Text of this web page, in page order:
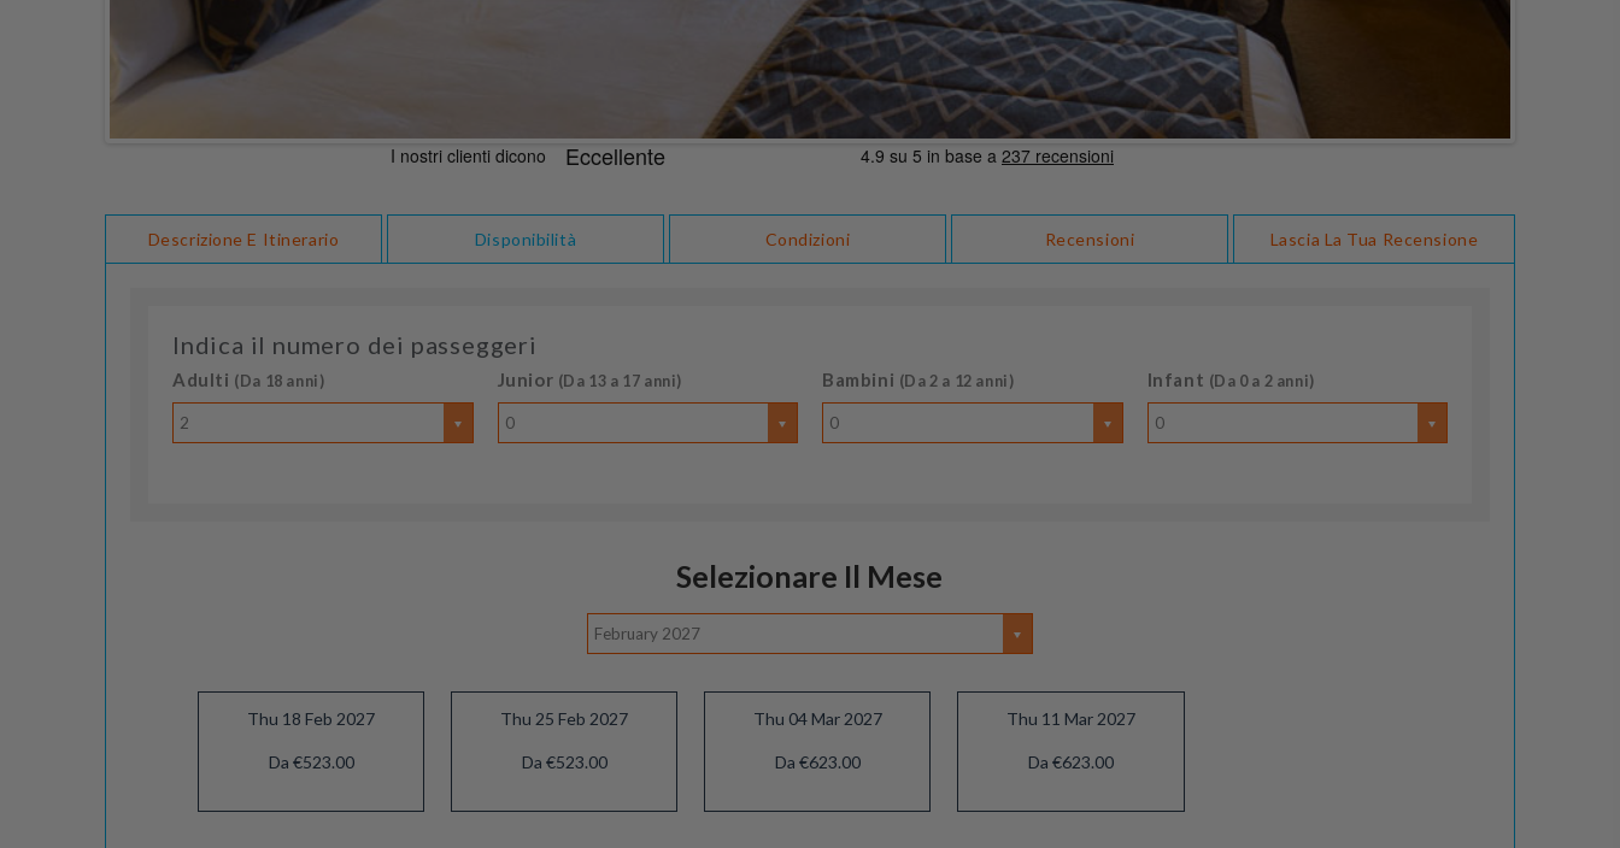
Descrizione E Itinerario Disponibilità Condizioni Recensioni Lascia La Tua Recensione
Indica il numero dei passeggeri
Adulti (Da 18 anni)
2
Junior (Da 13 a 17 anni)
0
Bambini (Da 2 a 12 anni)
0
Infant (Da 0 a 2 anni)
0
Selezionare Il Mese
February 2027
Thu 18 Feb 2027
Da €523.00
Thu 25 Feb 2027
Da €523.00
Thu 04 Mar 2027
Da €623.00
Thu 11 Mar 2027
Da €623.00